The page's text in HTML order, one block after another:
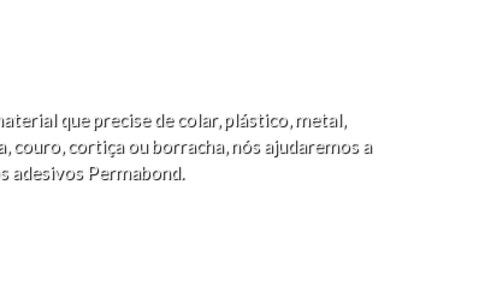
que precise de colar, plástico, metal,
couro, cortiça ou borracha, nós ajudaremos a
adesivos Permabond.